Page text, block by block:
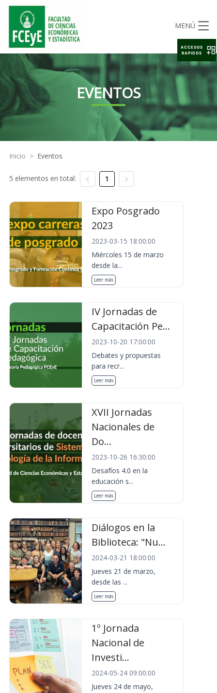
MENÚ
EVENTOS
Inicio > Eventos
5 elementos en total: 1
Expo Posgrado
2023
2023-03-15 18:00:00
Miércoles 15 de marzo
desde la...
Leer más
IV Jornadas de
Capacitación Pe...
2023-10-20 17:00:00
Debates y propuestas
para recr...
Leer más
XVII Jornadas
Nacionales de
Do...
2023-10-26 16:30:00
Desafíos 4.0 en la
educación s...
Leer más
Diálogos en la
Biblioteca: "Nu...
2024-03-21 18:00:00
Jueves 21 de marzo,
desde las ...
Leer más
1º Jornada
Nacional de
Investi...
2024-05-24 09:00:00
Jueves 24 de mayo,
ACCESOS
RAPIDOS